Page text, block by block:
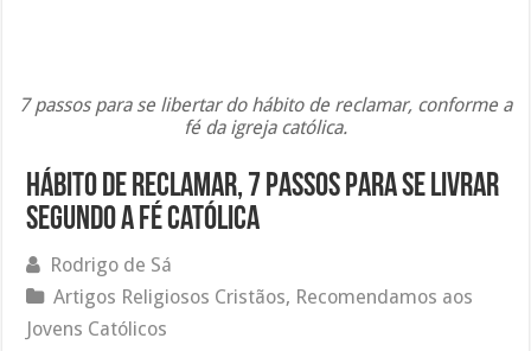
7 passos para se libertar do hábito de reclamar, conforme a
fé da igreja católica.
Hábito de reclamar, 7 passos para se livrar
segundo a fé católica
Rodrigo de Sá
Artigos Religiosos Cristãos, Recomendamos aos
Jovens Católicos